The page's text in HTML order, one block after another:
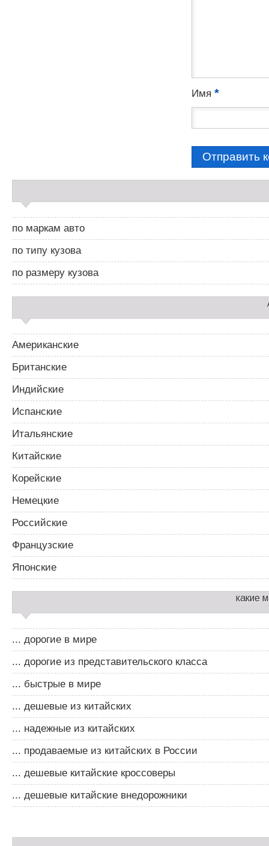
Имя *
д
б
а
р
2
по маркам авто
по типу кузова
по размеру кузова
Американские
Британские
Индийские
Испанские
Итальянские
Китайские
Корейские
Немецкие
Российские
Французские
Японские
какие
... дорогие в мире
... дорогие из представительского класса
... быстрые в мире
... дешевые из китайских
... надежные из китайских
... продаваемые из китайских в России
... дешевые китайские кроссоверы
... дешевые китайские внедорожники